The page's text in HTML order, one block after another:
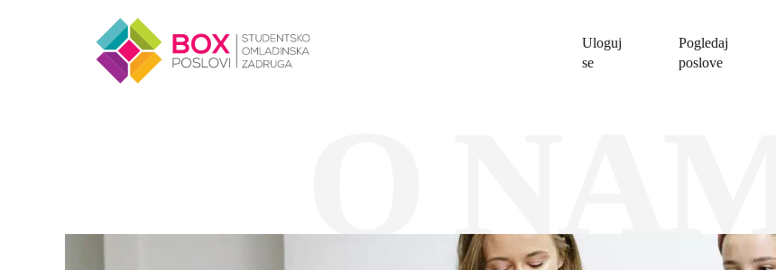
Uloguj
se
Pogledaj
poslove
O